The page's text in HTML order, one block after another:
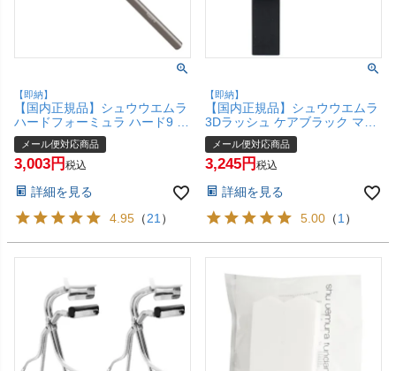
【即納】
【国内正規品】シュウウエムラ
ハードフォーミュラ ハード9 シ
ールブラウン02【アイブローペ
ンシル】【メール便対応商品】
【SBT】shu uemura
メール便対応商品
3,003 税込
詳細を見る
4.95 （21）
【即納】
【国内正規品】シュウウエムラ
3Dラッシュ ケアブラック マス
カラ【メール便対応商品】
【SBT】(6049105)
メール便対応商品
3,245 税込
詳細を見る
5.00 （1）